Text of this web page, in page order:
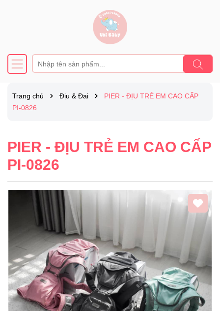
Trang chủ Địu & Đai
PIER - ĐỊU TRẺ EM CAO CẤP
PI-0826
PIER - ĐỊU TRẺ EM CAO CẤP
PI-0826